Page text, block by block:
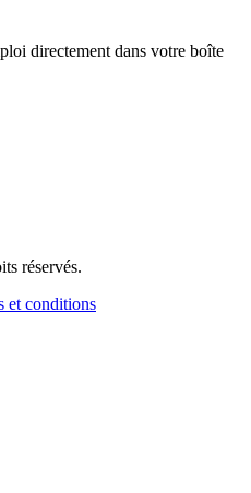
directement dans votre boîte
réservés.
et conditions